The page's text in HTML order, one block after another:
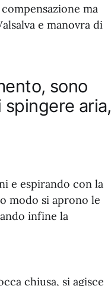
ma
e manovra di
sono
spingere aria,
e espirando con la
modo si aprono le
infine la
chiusa, si agisce